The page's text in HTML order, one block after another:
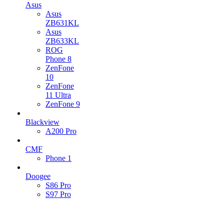
Asus
Asus
ZB631KL
Asus
ZB633KL
ROG
Phone 8
ZenFone
10
ZenFone
11 Ultra
ZenFone 9
Blackview
A200 Pro
CMF
Phone 1
Doogee
S86 Pro
S97 Pro